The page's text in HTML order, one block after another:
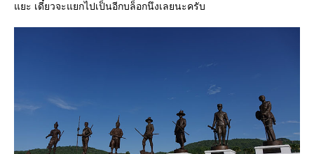
ะ เดี๋ยวจะแยกไปเป็นอีกบล็อกนึงเลยนะครับ